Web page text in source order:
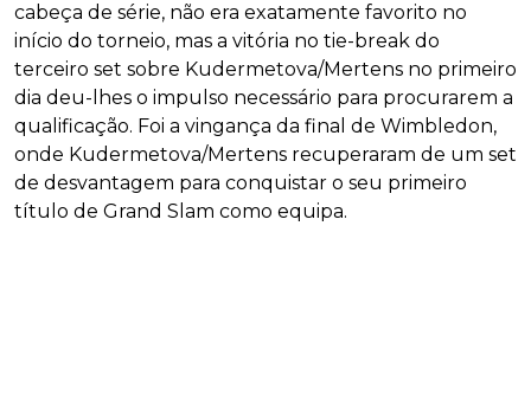
cabeça de série, não era exatamente favorito no
início do torneio, mas a vitória no tie-break do
terceiro set sobre Kudermetova/Mertens no primeiro
dia deu-lhes o impulso necessário para procurarem a
qualificação. Foi a vingança da final de Wimbledon,
onde Kudermetova/Mertens recuperaram de um set
de desvantagem para conquistar o seu primeiro
título de Grand Slam como equipa.